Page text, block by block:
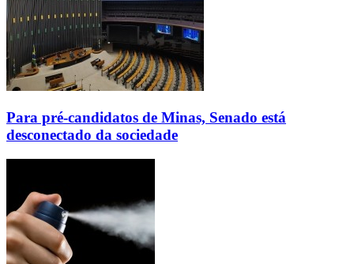
Para pré-candidatos de Minas, Senado está
desconectado da sociedade